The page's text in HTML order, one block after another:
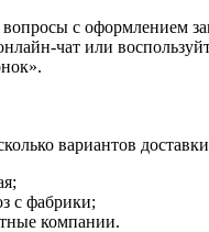
с оформлением
чат или
вариантов
с фабрики;
компании.